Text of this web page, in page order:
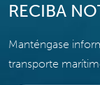
RECIBA
Manténgase
transporte